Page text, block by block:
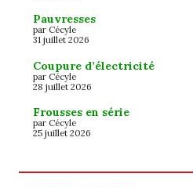
Pauvresses
par Cécyle
31 juillet 2026
Coupure d’électricité
par Cécyle
28 juillet 2026
Frousses en série
par Cécyle
25 juillet 2026